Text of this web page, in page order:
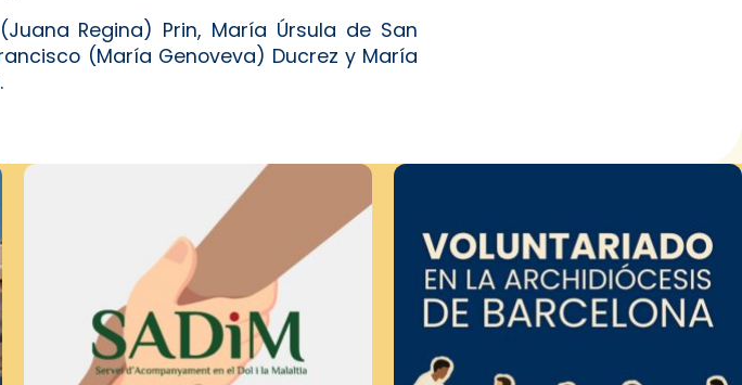
Regina) Prin, María Úrsula de San
(María Genoveva) Ducrez y María